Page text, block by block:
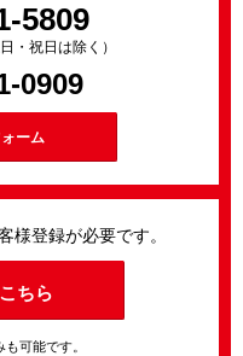
5809
・祝日は除く）
0909
ーム
様登録が必要です。
ちら
可能です。